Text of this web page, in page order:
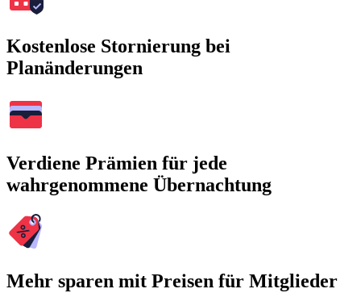
Kostenlose Stornierung bei
Planänderungen
Verdiene Prämien für jede
wahrgenommene Übernachtung
Mehr sparen mit Preisen für Mitglieder